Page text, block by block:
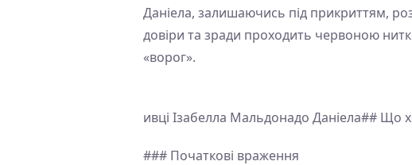
Даніела, залишаючись під прикриттям,
довіри та зради проходить червоною
«ворог».
ивці Ізабелла Мальдонадо Даніела## Що
### Початкові враження